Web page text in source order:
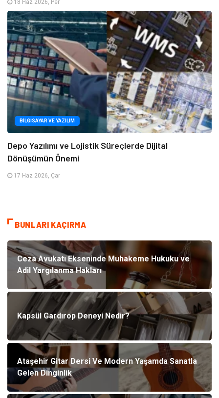
18 Haz 2026, Per
BILGISAYAR VE YAZILIM
Depo Yazılımı ve Lojistik Süreçlerde Dijital
Dönüşümün Önemi
17 Haz 2026, Çar
BUNLARI KAÇIRMA
Ceza Avukatı Ekseninde Muhakeme Hukuku ve
Adil Yargılanma Hakları
Kapsül Gardırop Deneyi Nedir?
Ataşehir Gitar Dersi Ve Modern Yaşamda Sanatla
Gelen Dinginlik